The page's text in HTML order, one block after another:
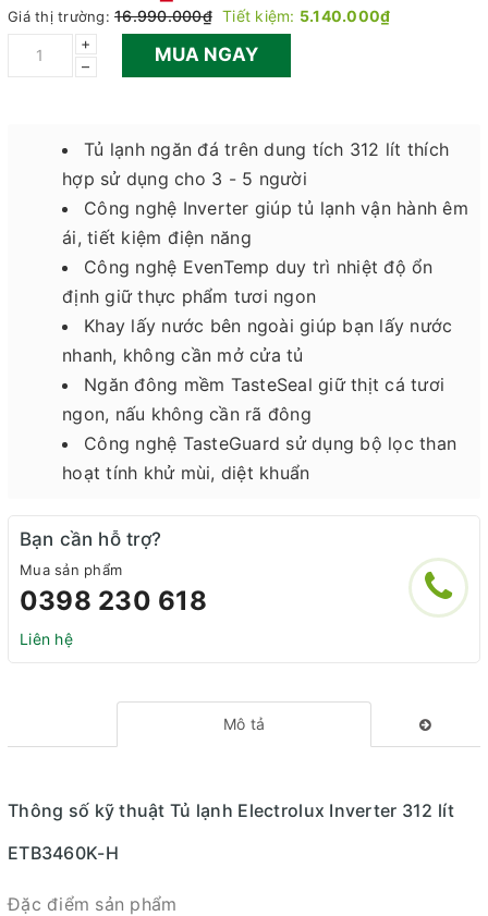
Giá thị trường: 16.990.000₫ Tiết kiệm: 5.140.000₫
+
–
MUA NGAY
Tủ lạnh ngăn đá trên dung tích 312 lít thích
hợp sử dụng cho 3 - 5 người
Công nghệ Inverter giúp tủ lạnh vận hành êm
ái, tiết kiệm điện năng
Công nghệ EvenTemp duy trì nhiệt độ ổn
định giữ thực phẩm tươi ngon
Khay lấy nước bên ngoài giúp bạn lấy nước
nhanh, không cần mở cửa tủ
Ngăn đông mềm TasteSeal giữ thịt cá tươi
ngon, nấu không cần rã đông
Công nghệ TasteGuard sử dụng bộ lọc than
hoạt tính khử mùi, diệt khuẩn
Bạn cần hỗ trợ?
Mua sản phẩm
0398 230 618
Liên hệ
Mô tả
Thông số kỹ thuật Tủ lạnh Electrolux Inverter 312 lít
ETB3460K-H
Đặc điểm sản phẩm